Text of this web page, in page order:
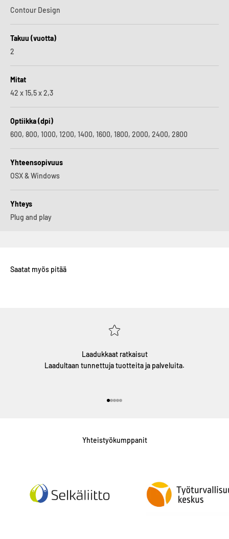
Contour Design
Takuu (vuotta)
2
Mitat
42 x 15,5 x 2,3
Optiikka (dpi)
600, 800, 1000, 1200, 1400, 1600, 1800, 2000, 2400, 2800
Yhteensopivuus
OSX & Windows
Yhteys
Plug and play
Laadukkaat ratkaisut
Laadultaan tunnettuja tuotteita ja palveluita.
Yhteistyökumppanit